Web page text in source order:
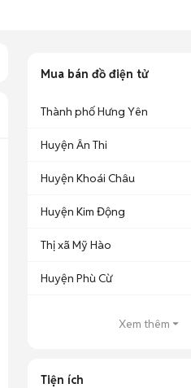
Mua bán đồ điện tử
Thành phố Hưng Yên
Huyện Ân Thi
Huyện Khoái Châu
Huyện Kim Động
Thị xã Mỹ Hào
Huyện Phù Cừ
Xem thêm
Tiện ích